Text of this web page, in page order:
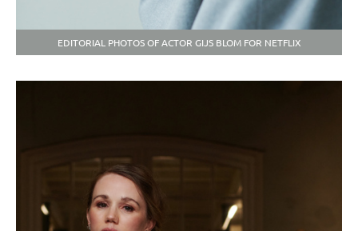
EDITORIAL PHOTOS OF ACTOR GIJS BLOM FOR NETFLIX